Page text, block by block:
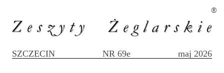
SZCZECIN NR 69e maj 2026
®